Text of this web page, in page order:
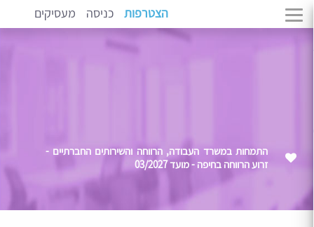
הצטרפות כניסה מעסיקים
התמחות במשרד העבודה, הרווחה והשירותים החברתיים -
זרוע הרווחה בחיפה - מועד 03/2027